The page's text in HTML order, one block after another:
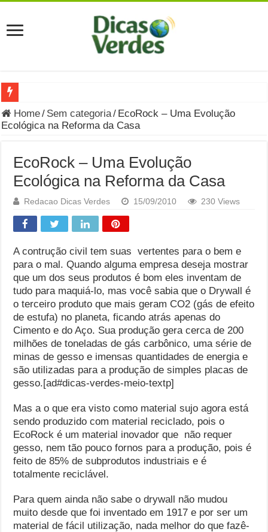
Grávida Pode Comer Pastrami? Saiba Quando o Consumo é
8 Bebidas saudáveis e ricas em eletrólitos: quais são e
Você sabe o que é uma Economia Circular?
Carta Psicografada de Isabella Nardoni : O que Diz a
Grávida pode comer picles e alimentos em conserva durante
Grávida pode comer Ceviche? Entenda os riscos na gravidez
Carta Psicografada de Eduardo Campos
Home/ Sem categoria/ EcoRock – Uma Evolução
Ecológica na Reforma da Casa
EcoRock – Uma Evolução
Ecológica na Reforma da Casa
Redacao Dicas Verdes 15/09/2010 230 Views
A contrução civil tem suas vertentes para o bem e
para o mal. Quando alguma empresa deseja mostrar
que um dos seus produtos é bom eles inventam de
tudo para maquiá-lo, mas você sabia que o Drywall é
o terceiro produto que mais geram CO2 (gás de efeito
de estufa) no planeta, ficando atrás apenas do
Cimento e do Aço. Sua produção gera cerca de 200
milhões de toneladas de gás carbônico, uma série de
minas de gesso e imensas quantidades de energia e
são utilizadas para a produção de simples placas de
gesso.[ad#dicas-verdes-meio-textp]
Mas a o que era visto como material sujo agora está
sendo produzido com material reciclado, pois o
EcoRock é um material inovador que não requer
gesso, nem tão pouco fornos para a produção, pois é
feito de 85% de subprodutos industriais e é
totalmente reciclável.
Para quem ainda não sabe o drywall não mudou
muito desde que foi inventado em 1917 e por ser um
material de fácil utilização, nada melhor do que fazê-